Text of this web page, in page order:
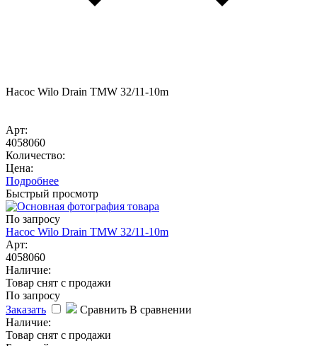
Насос Wilo Drain TMW 32/11-10m
Арт:
4058060
Количество:
Цена:
Подробнее
Быстрый просмотр
По запросу
Насос Wilo Drain TMW 32/11-10m
Арт:
4058060
Наличие:
Товар снят с продажи
По запросу
Заказать
Сравнить В сравнении
Наличие:
Товар снят с продажи